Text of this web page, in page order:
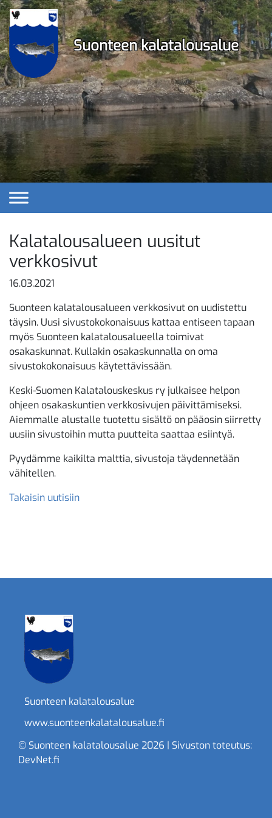
Ohita
navigaatio
Suonteen kalatalousalue
Kalatalousalueen uusitut
verkkosivut
16.03.2021
Suonteen kalatalousalueen verkkosivut on uudistettu
täysin. Uusi sivustokokonaisuus kattaa entiseen tapaan
myös Suonteen kalatalousalueella toimivat
osakaskunnat. Kullakin osakaskunnalla on oma
sivustokokonaisuus käytettävissään.
Keski-Suomen Kalatalouskeskus ry julkaisee helpon
ohjeen osakaskuntien verkkosivujen päivittämiseksi.
Aiemmalle alustalle tuotettu sisältö on pääosin siirretty
uusiin sivustoihin mutta puutteita saattaa esiintyä.
Pyydämme kaikilta malttia, sivustoja täydennetään
vähitellen.
Takaisin uutisiin
Suonteen kalatalousalue
www.suonteenkalatalousalue.fi
© Suonteen kalatalousalue 2026 | Sivuston toteutus:
DevNet.fi